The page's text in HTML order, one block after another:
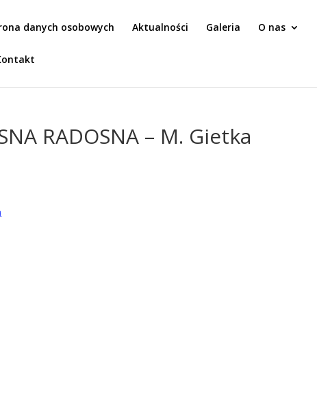
danych osobowych Aktualności Galeria O nas
RADOSNA – M. Gietka